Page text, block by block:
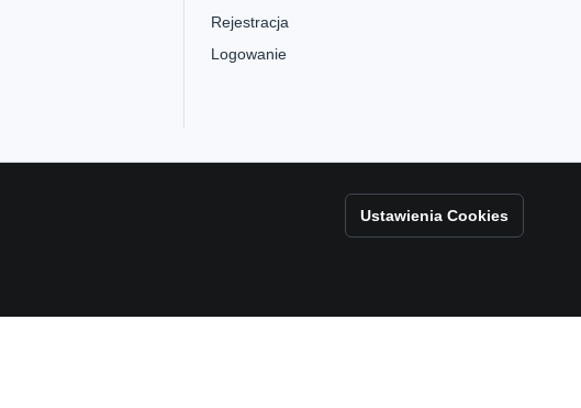
Rejestracja
Logowanie
Ustawienia Cookies